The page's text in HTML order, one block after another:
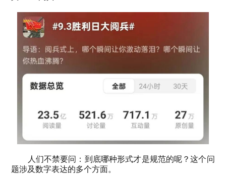
人们不禁要问：到底哪种形式才是规范的呢？这个问
题涉及数字表达的多个方面。